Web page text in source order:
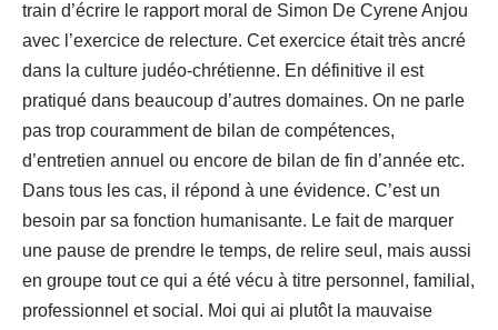
train d’écrire le rapport moral de Simon De Cyrene Anjou
avec l’exercice de relecture. Cet exercice était très ancré
dans la culture judéo-chrétienne. En définitive il est
pratiqué dans beaucoup d’autres domaines. On ne parle
pas trop couramment de bilan de compétences,
d’entretien annuel ou encore de bilan de fin d’année etc.
Dans tous les cas, il répond à une évidence. C’est un
besoin par sa fonction humanisante. Le fait de marquer
une pause de prendre le temps, de relire seul, mais aussi
en groupe tout ce qui a été vécu à titre personnel, familial,
professionnel et social. Moi qui ai plutôt la mauvaise